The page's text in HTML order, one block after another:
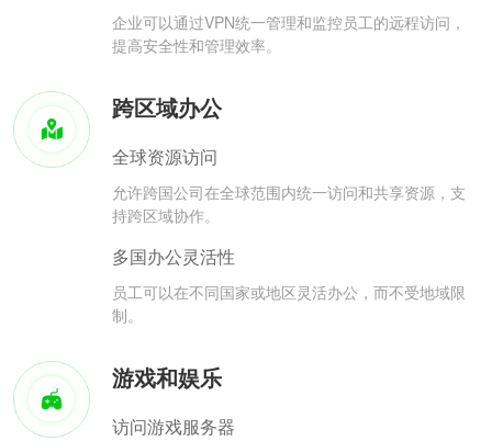
企业可以通过VPN统一管理和监控员工的远程访问，
提高安全性和管理效率。
跨区域办公
全球资源访问
允许跨国公司在全球范围内统一访问和共享资源，支
持跨区域协作。
多国办公灵活性
员工可以在不同国家或地区灵活办公，而不受地域限
制。
游戏和娱乐
访问游戏服务器